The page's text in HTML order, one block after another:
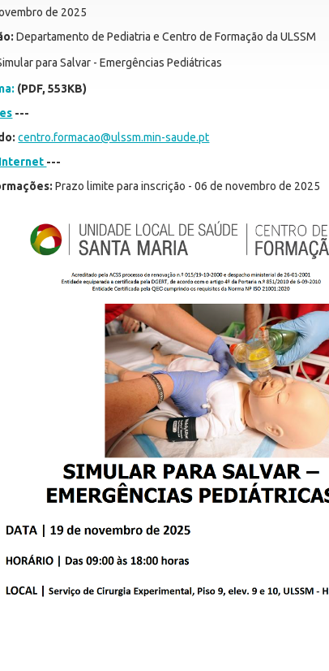
de 2025
Departamento de Pediatria e Centro de Formação da ULSSM
para Salvar - Emergências Pediátricas
(PDF, 553KB)
---
centro.formacao@ulssm.min-saude.pt
---
Prazo limite para inscrição - 06 de novembro de 2025